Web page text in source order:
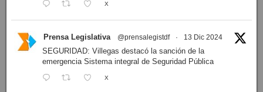
X
Prensa Legislativa @prensalegistdf · 13 Dic 2024
SEGURIDAD: Villegas destacó la sanción de la
emergencia Sistema integral de Seguridad Pública
X